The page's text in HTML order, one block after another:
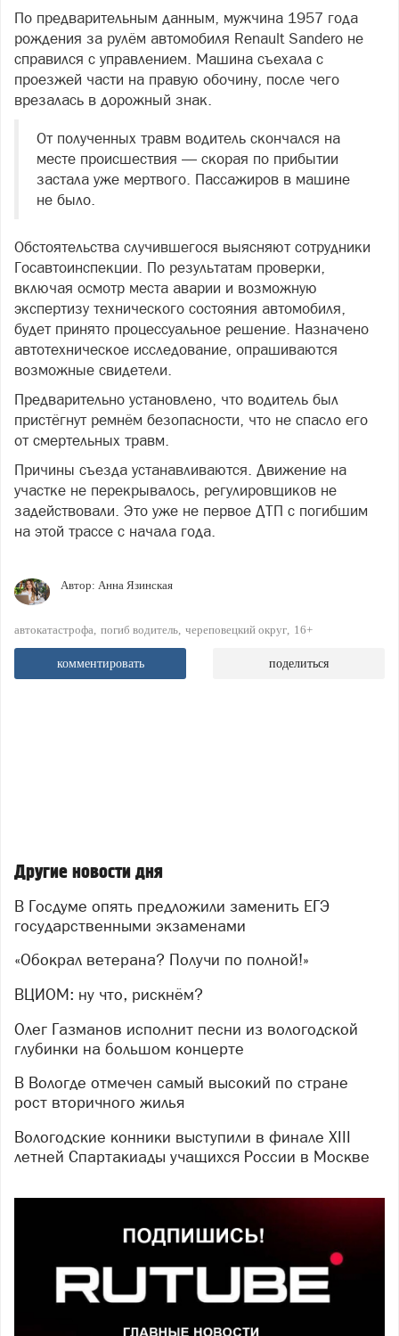
По предварительным данным, мужчина 1957 года
рождения за рулём автомобиля Renault Sandero не
справился с управлением. Машина съехала с
проезжей части на правую обочину, после чего
врезалась в дорожный знак.
От полученных травм водитель скончался на
месте происшествия — скорая по прибытии
застала уже мертвого. Пассажиров в машине
не было.
Обстоятельства случившегося выясняют сотрудники
Госавтоинспекции. По результатам проверки,
включая осмотр места аварии и возможную
экспертизу технического состояния автомобиля,
будет принято процессуальное решение. Назначено
автотехническое исследование, опрашиваются
возможные свидетели.
Предварительно установлено, что водитель был
пристёгнут ремнём безопасности, что не спасло его
от смертельных травм.
Причины съезда устанавливаются. Движение на
участке не перекрывалось, регулировщиков не
задействовали. Это уже не первое ДТП с погибшим
на этой трассе с начала года.
Автор: Анна Язинская
автокатастрофа погиб водитель череповецкий округ 16+
комментировать поделиться
Другие новости дня
В Госдуме опять предложили заменить ЕГЭ
государственными экзаменами
«Обокрал ветерана? Получи по полной!»
ВЦИОМ: ну что, рискнём?
Олег Газманов исполнит песни из вологодской
глубинки на большом концерте
В Вологде отмечен самый высокий по стране
рост вторичного жилья
Вологодские конники выступили в финале XIII
летней Спартакиады учащихся России в Москве